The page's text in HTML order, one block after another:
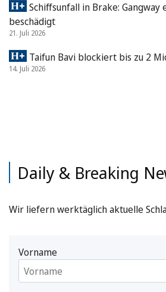
Schiffsunfall in Brake: Gangway
beschädigt
21. Juli 2026
Taifun Bavi blockiert bis zu 2
14. Juli 2026
Daily & Breaking
Wir liefern werktäglich aktuelle
Vorname